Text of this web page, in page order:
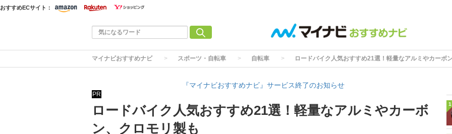
おすすめECサイト：
マイナビおすすめナビ スポーツ・自転車 自転車 ロードバイク人気おすすめ21選！軽量なアルミやカーボ
『マイナビおすすめナビ』サービス終了のお知らせ
PR
ロードバイク人気おすすめ21選！軽量なアルミやカーボ
ン、クロモリ製も
1